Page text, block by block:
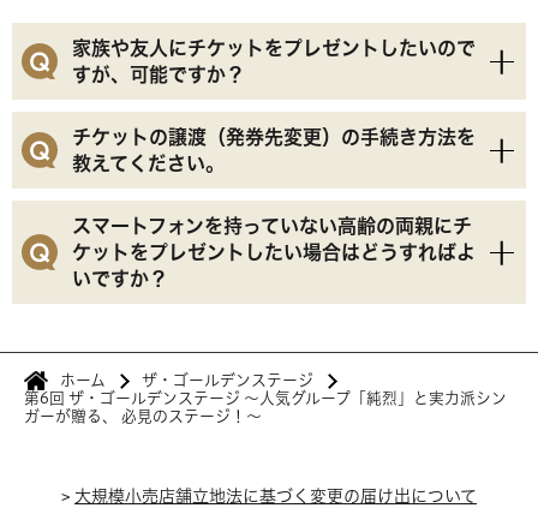
いただく必要がございますので、必ずお持ちくださ
い。
ざいます。座布団やクッションシートがあると便利で
す。
家族や友人にチケットをプレゼントしたいので
すが、可能ですか？
はい、可能です。ただし、原則としてチケットはご購
入者様のアプリに電子チケットとして発券されます。
ご来場者が異なる場合は、事前に事務局にて「発券先
変更」の手続きが必要となります。
チケットの譲渡（発券先変更）の手続き方法を
教えてください。
ご来場者様も「長崎スタジアムシティアプリ」をダウ
ンロード・会員登録していただく必要があります。そ
の後、事務局へ以下の情報をご連絡ください。
【ご来場者様情報】氏名、アプリ会員番号（8桁）、
メールアドレス、電話番号
スマートフォンを持っていない高齢の両親にチ
ケットをプレゼントしたい場合はどうすればよ
いですか？
り、以下の対応をご案内しております。
当日同行される場合： ご購入者様のアプリで入場認
す。
ホーム
ザ・ゴールデンステージ
第6回 ザ・ゴールデンステージ 〜人気グループ「純烈」と実力派シン
ガーが贈る、 必見のステージ！〜
> 大規模小売店舗立地法に基づく変更の届け出について